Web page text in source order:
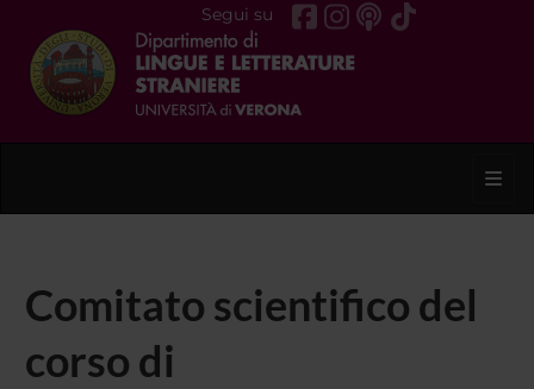
Segui su
Comitato scientifico del
corso di